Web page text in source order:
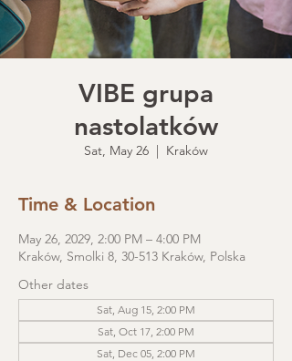
VIBE grupa
nastolatków
Sat, May 26
  |
Kraków
Time & Location
May 26, 2029, 2:00 PM – 4:00 PM
Kraków, Smolki 8, 30-513 Kraków, Polska
Other dates
Sat, Aug 15, 2:00 PM
Sat, Oct 17, 2:00 PM
Sat, Dec 05, 2:00 PM